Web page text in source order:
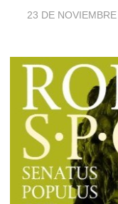
23 DE